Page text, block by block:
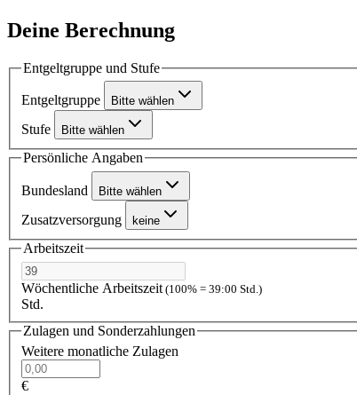
Deine Berechnung
Entgeltgruppe und Stufe
Entgeltgruppe Bitte wählen
Stufe Bitte wählen
Persönliche Angaben
Bundesland Bitte wählen
Zusatzversorgung keine
Arbeitszeit
Wöchentliche Arbeitszeit (100% = 39:00 Std.)
Std.
Zulagen und Sonderzahlungen
Weitere monatliche Zulagen
€